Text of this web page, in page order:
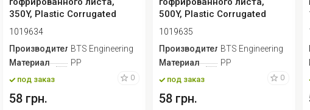
350Y, Plastic Corrugated
Plate P...
1019634
ПроизводительBTS Engineering
Материал
PP
под заказ 0
58 грн.
500Y, Plastic Corrugated
Plate P...
1019635
ПроизводительBTS Engineering
Материал
PP
под заказ 0
58 грн.